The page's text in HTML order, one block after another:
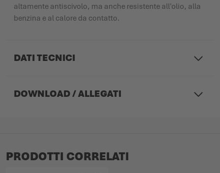
altamente antiscivolo, ma anche resistente all'olio, alla
benzina e al calore da contatto.
DATI TECNICI
DOWNLOAD / ALLEGATI
PRODOTTI CORRELATI